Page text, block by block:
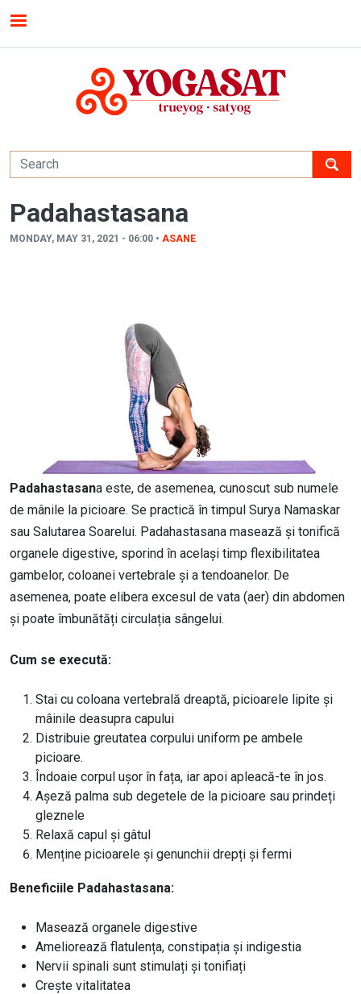
MONDAY, MAY 31, 2021 - 06:00 • ASANE
Padahastasana
Padahastasana este, de asemenea, cunoscut sub numele
de mânile la picioare. Se practică în timpul Surya Namaskar
sau Salutarea Soarelui. Padahastasana masează și tonifică
organele digestive, sporind în același timp flexibilitatea
gambelor, coloanei vertebrale și a tendoanelor. De
asemenea, poate elibera excesul de vata (aer) din abdomen
și poate îmbunătăți circulația sângelui.
Cum se execută:
Stai cu coloana vertebrală dreaptă, picioarele lipite și
mâinile deasupra capului
Distribuie greutatea corpului uniform pe ambele
picioare.
Îndoaie corpul ușor în fața, iar apoi apleacă-te în jos.
Așeză palma sub degetele de la picioare sau prindeți
gleznele
Relaxă capul și gâtul
Menține picioarele și genunchii drepți și fermi
Beneficiile Padahastasana:
Masează organele digestive
Ameliorează flatulența, constipația și indigestia
Nervii spinali sunt stimulați și tonifiați
Crește vitalitatea